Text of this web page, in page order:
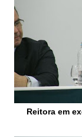
Reitora em